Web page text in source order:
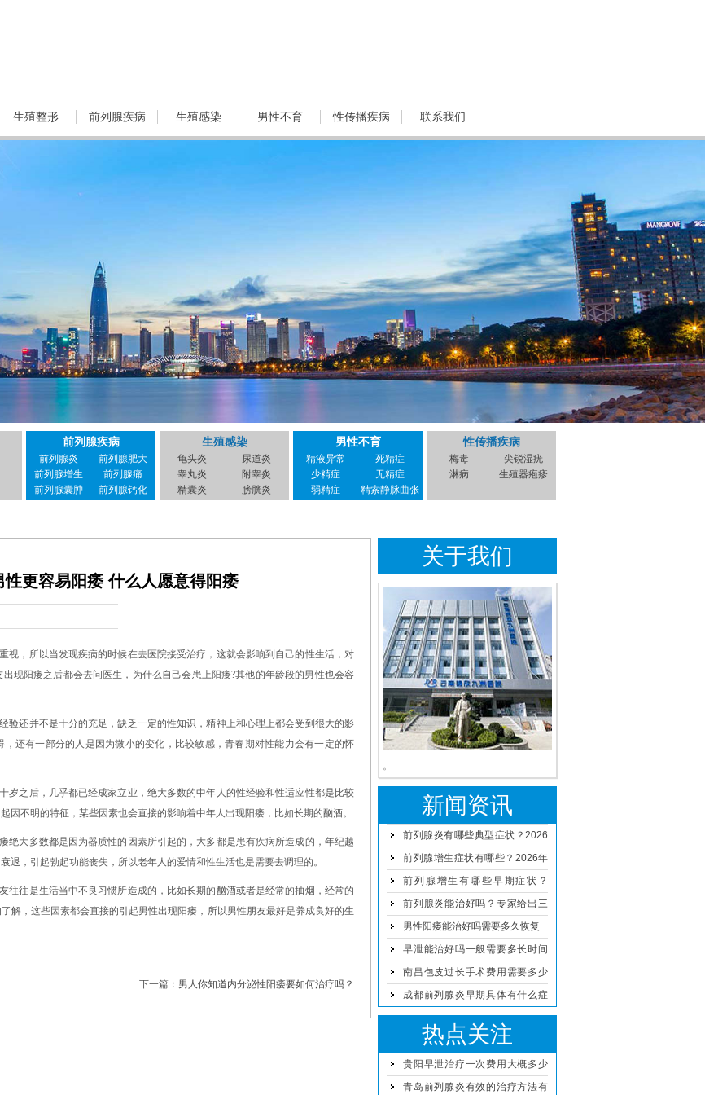
生殖整形 前列腺疾病 生殖感染 男性不育 性传播疾病 联系我们
前列腺疾病
前列腺炎
前列腺肥大
前列腺增生
前列腺痛
前列腺囊肿
前列腺钙化
生殖感染
龟头炎
尿道炎
睾丸炎
附睾炎
精囊炎
膀胱炎
男性不育
精液异常
死精症
少精症
无精症
弱精症
精索静脉曲张
性传播疾病
梅毒
尖锐湿疣
淋病
生殖器疱疹
性更容易阳痿 什么人愿意得阳痿
视，所以当发现疾病的时候在去医院接受治疗，这就会影响到自己的性生活，对
现阳痿之后都会去问医生，为什么自己会患上阳痿?其他的年龄段的男性也会容
验还并不是十分的充足，缺乏一定的性知识，精神上和心理上都会受到很大的影
还有一部分的人是因为微小的变化，比较敏感，青春期对性能力会有一定的怀
岁之后，几乎都已经成家立业，绝大多数的中年人的性经验和性适应性都是比较
因不明的特征，某些因素也会直接的影响着中年人出现阳痿，比如长期的酗酒。
绝大多数都是因为器质性的因素所引起的，大多都是患有疾病所造成的，年纪越
退，引起勃起功能丧失，所以老年人的爱情和性生活也是需要去调理的。
往往是生活当中不良习惯所造成的，比如长期的酗酒或者是经常的抽烟，经常的
解，这些因素都会直接的引起男性出现阳痿，所以男性朋友最好是养成良好的生
下一篇： 男人你知道内分泌性阳痿要如何治疗吗？
关于我们
。
新闻资讯
前列腺炎有哪些典型症状？2026
年男科专家解读治疗与预防方案
前列腺增生症状有哪些？2026年
男性日常预防与治疗方法详解
前列腺增生有哪些早期症状？
2026年科学治疗与日常护理方法
前列腺炎能治好吗？专家给出三
点建议男性阳痿能治好吗需要多久恢复
早泄能治好吗一般需要多长时间
恢复南昌包皮过长手术费用需要多少
钱
成都前列腺炎早期具体有什么症
状
热点关注
贵阳早泄治疗一次费用大概多少
钱
青岛前列腺炎有效的治疗方法有